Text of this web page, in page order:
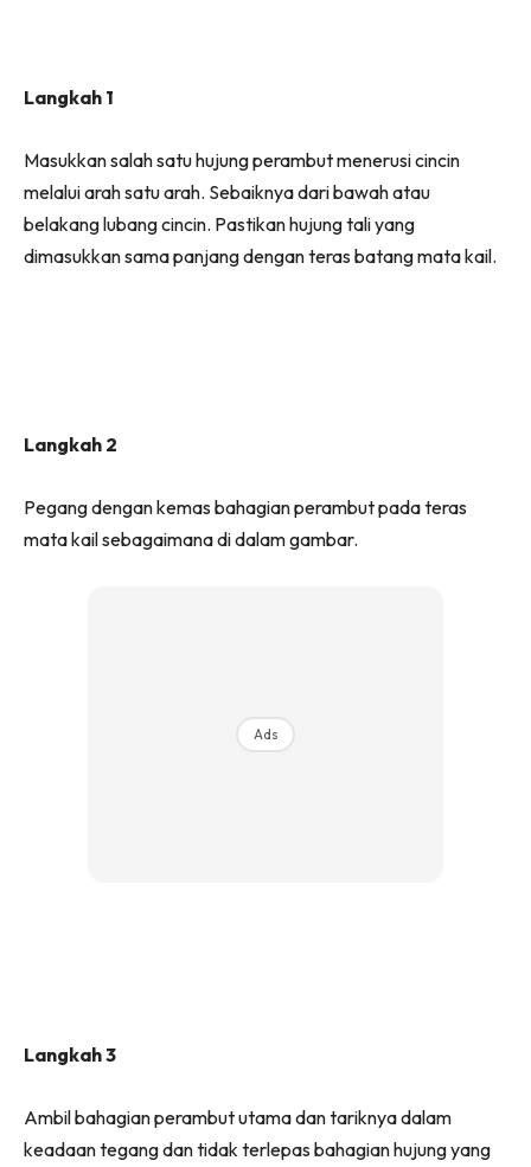
Langkah 1
Masukkan salah satu hujung perambut menerusi cincin
melalui arah satu arah. Sebaiknya dari bawah atau
belakang lubang cincin. Pastikan hujung tali yang
dimasukkan sama panjang dengan teras batang mata kail.
Langkah 2
Pegang dengan kemas bahagian perambut pada teras
mata kail sebagaimana di dalam gambar.
Ads
Langkah 3
Ambil bahagian perambut utama dan tariknya dalam
keadaan tegang dan tidak terlepas bahagian hujung yang